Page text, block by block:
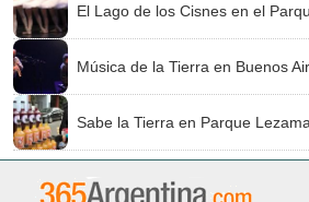
El Lago de los Cisnes en el
Música de la Tierra en Buenos
Sabe la Tierra en Parque Lezama